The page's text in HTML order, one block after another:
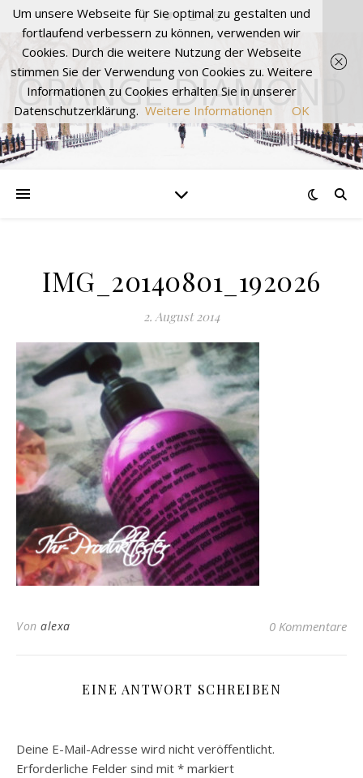
ORANGE DIAMOND
IMG_20140801_192026
2. August 2014
Von alexa 0 Kommentare
EINE ANTWORT SCHREIBEN
Deine E-Mail-Adresse wird nicht veröffentlicht.
Erforderliche Felder sind mit * markiert
Um unsere Webseite für Sie optimal zu gestalten und
fortlaufend verbessern zu können, verwenden wir
Cookies. Durch die weitere Nutzung der Webseite
stimmen Sie der Verwendung von Cookies zu. Weitere
Informationen zu Cookies erhalten Sie in unserer
Datenschutzerklärung. Weitere Informationen OK